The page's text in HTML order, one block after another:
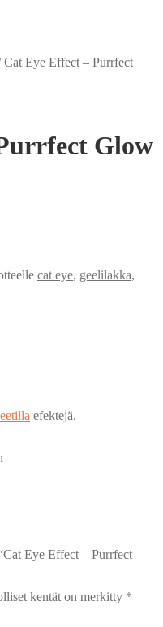
Cat Eye Effect – Purrfect
Glow
cat eye, geelilakka,
efektejä.
Eye Effect – Purrfect
kentät on merkitty *